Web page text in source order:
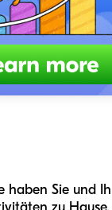
haben Sie und